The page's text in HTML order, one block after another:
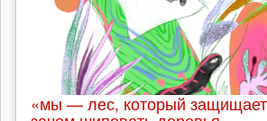
«мы — лес, который